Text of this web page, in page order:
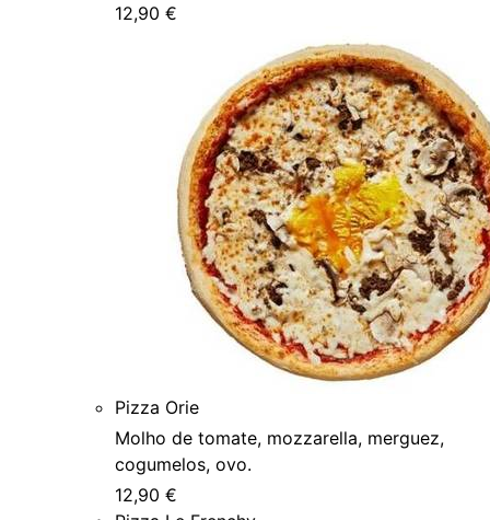
12,90 €
Pizza Orie
Molho de tomate, mozzarella, merguez,
cogumelos, ovo.
12,90 €